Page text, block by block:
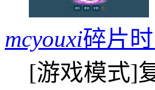
mcyouxi碎片
[游戏模式]